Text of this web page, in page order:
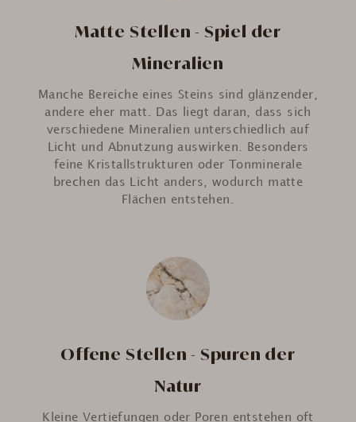
Matte Stellen - Spiel der
Mineralien
Manche Bereiche eines Steins sind glänzender,
andere eher matt. Das liegt daran, dass sich
verschiedene Mineralien unterschiedlich auf
Licht und Abnutzung auswirken. Besonders
feine Kristallstrukturen oder Tonminerale
brechen das Licht anders, wodurch matte
Flächen entstehen.
Offene Stellen - Spuren der
Natur
Kleine Vertiefungen oder Poren entstehen oft